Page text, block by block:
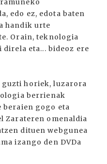
edo ez, edota baten
handik urte
Orain, teknologia
eta... bideoz ere
guzti horiek, luzarora
berrienak
gogo eta
Zarateren omenaldia
dituen webgunea
izango den DVDa